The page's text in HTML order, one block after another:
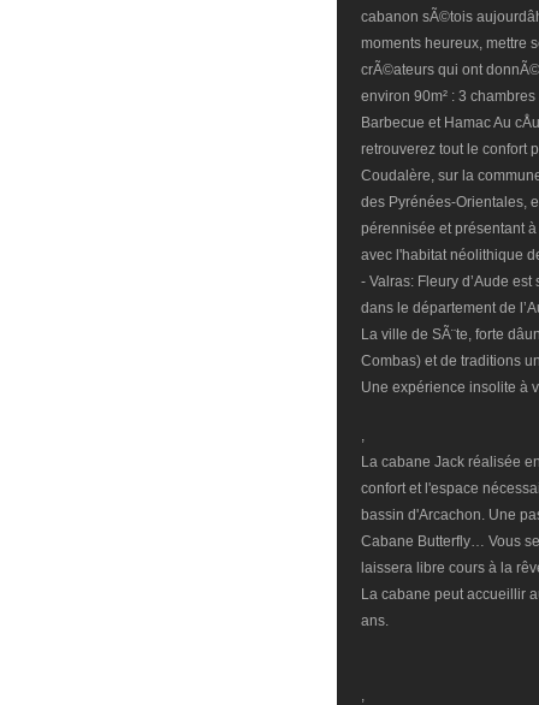
cabanon sÃ©tois
moments heureux, mettre
crÃ©ateurs qui ont
environ 90m² : 3
Barbecue et Hamac Au
retrouverez tout le confort
Coudalère, sur la
des Pyrénées-Orientales,
pérennisée et présentant
avec l'habitat néolithique
- Valras: Fleury d’Aude
dans le département de
La ville de SÃ¨te, forte
Combas) et de traditions
Une expérience insolite à
,
La cabane Jack réalisée
confort et l'espace
bassin d'Arcachon. Une
Cabane Butterfly… Vous
laissera libre cours à la
La cabane peut accueillir
ans.
,